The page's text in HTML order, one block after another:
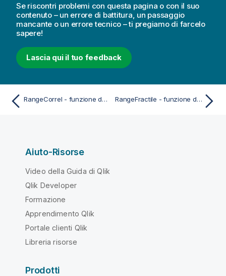
Se riscontri problemi con questa pagina o con il suo
contenuto – un errore di battitura, un passaggio
mancante o un errore tecnico – ti pregiamo di farcelo
sapere!
Lascia qui il tuo feedback
RangeCorrel - funzione dello script e del grafico RangeFractile - funzione dello script e del grafico
Aiuto-Risorse
Video della Guida di Qlik
Qlik Developer
Formazione
Apprendimento Qlik
Portale clienti Qlik
Libreria risorse
Prodotti